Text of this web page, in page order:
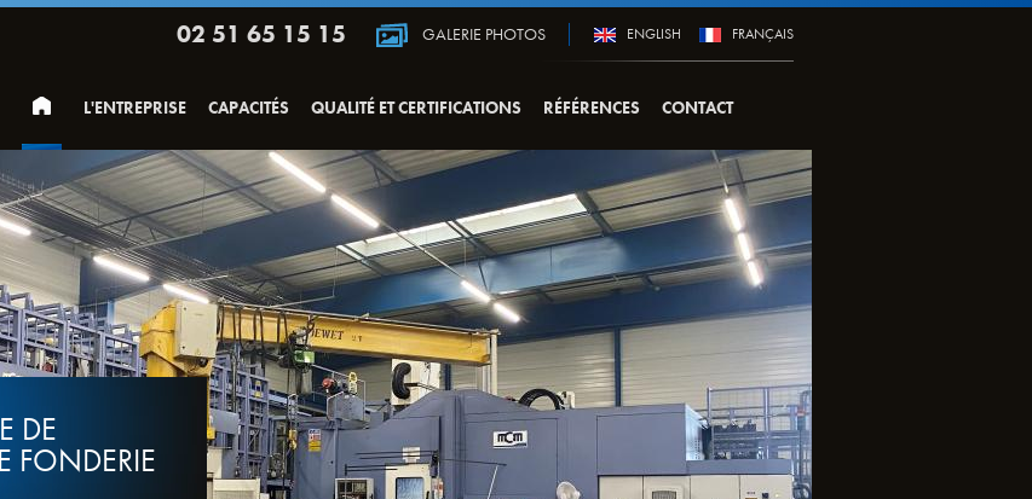
02 51 65 15 15 GALERIE PHOTOS ENGLISH FRANÇAIS
L'ENTREPRISE CAPACITÉS QUALITÉ ET CERTIFICATIONS RÉFÉRENCES CONTACT